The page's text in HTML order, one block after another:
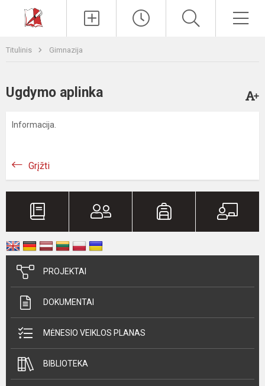
Titulinis Gimnazija
Ugdymo aplinka
Informacija.
Grįžti
PROJEKTAI
DOKUMENTAI
MĖNESIO VEIKLOS PLANAS
BIBLIOTEKA